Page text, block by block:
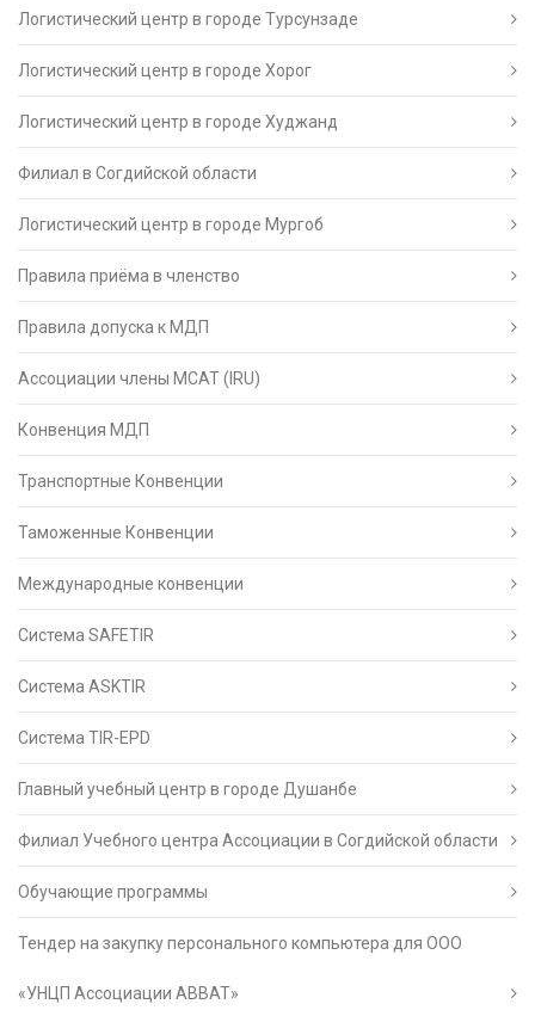
Логистический центр в городе Турсунзаде
Логистический центр в городе Хорог
Логистический центр в городе Худжанд
Филиал в Согдийской области
Логистический центр в городе Мургоб
Правила приёма в членство
Правила допуска к МДП
Ассоциации члены МСАТ (IRU)
Конвенция МДП
Транспортные Конвенции
Таможенные Конвенции
Международные конвенции
Система SAFETIR
Система ASKTIR
Система TIR-EPD
Главный учебный центр в городе Душанбе
Филиал Учебного центра Ассоциации в Согдийской области
Обучающие программы
Тендер на закупку персонального компьютера для ООО
«УНЦП Ассоциации АВВАТ»